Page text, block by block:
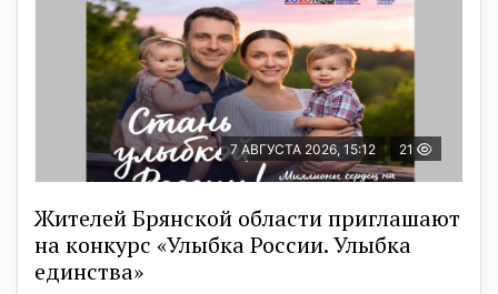
7 АВГУСТА 2026, 15:12 21
Жителей Брянской области приглашают
на конкурс «Улыбка России. Улыбка
единства»